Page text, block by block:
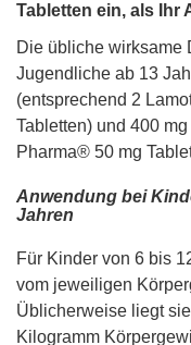
Tabletten ein, als Ihr
Die übliche wirksame
Jugendliche ab 13
(entsprechend 2
Tabletten) und 400
Pharma® 50 mg
Anwendung bei
Jahren
Für Kinder von 6 bis
vom jeweiligen
Üblicherweise liegt
Kilogramm